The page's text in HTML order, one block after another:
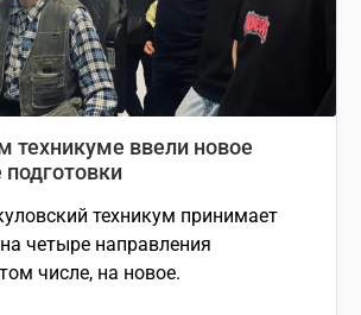
техникуме ввели новое
техникум принимает
четыре направления
числе, на новое.